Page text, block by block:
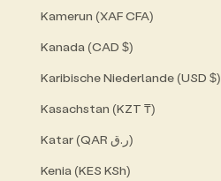
Kamerun (XAF CFA)
Kanada (CAD $)
Karibische Niederlande (USD $)
Kasachstan (KZT ₸)
Katar (QAR ر.ق)
Kenia (KES KSh)